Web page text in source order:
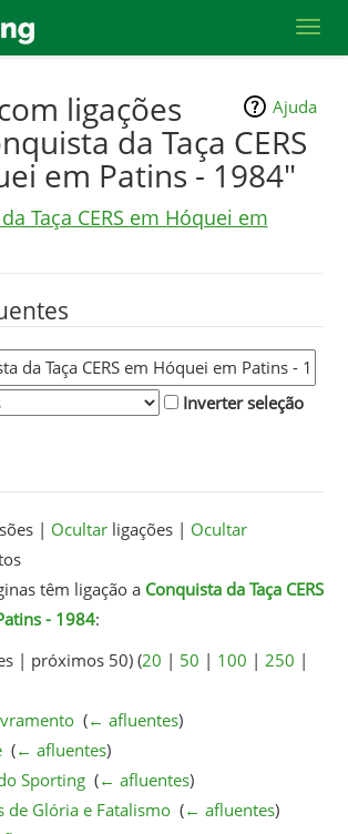
Ajuda
ligações
da Taça CERS
em Patins - 1984"
Taça CERS em Hóquei em
Inverter seleção
| Ocultarligações | Ocultar
têm ligação a Conquista da Taça CERS
- 1984:
| próximos 50) (20 | 50 | 100 | 250 |
‎ (← afluentes)
‎ (← afluentes)
Sporting‎ (← afluentes)
de Glória e Fatalismo‎ (← afluentes)